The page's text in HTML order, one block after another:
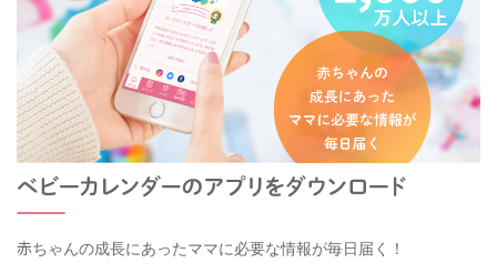
赤ちゃんの成長にあったママに必要な情報が毎日届く！